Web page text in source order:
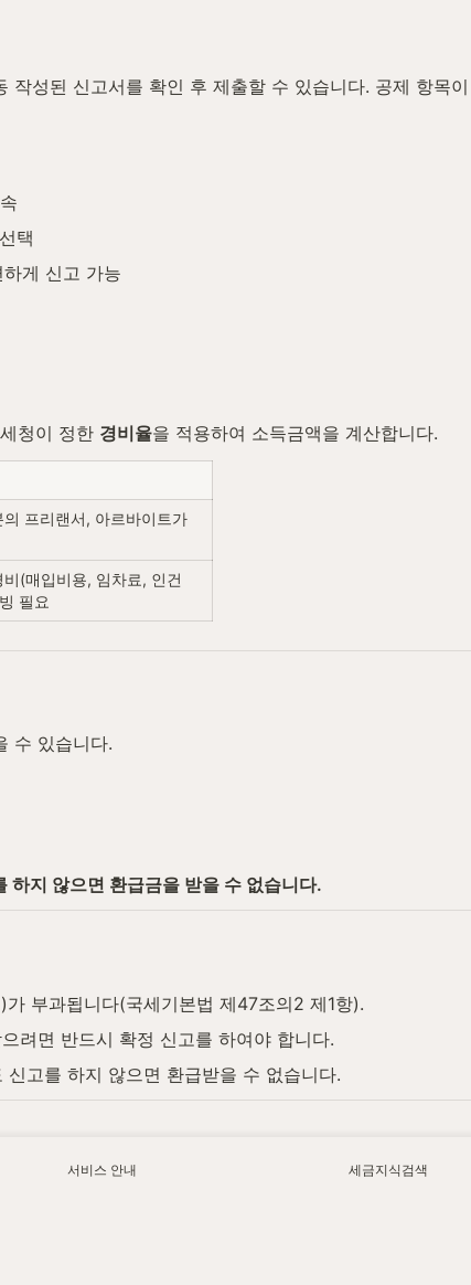
성된 신고서를 확인 후 제출할 수 있습니다. 공제 항목
택
게 신고 가능
청이 정한 경비율을 적용하여 소득금액을 계산합니다.
의 프리랜서, 아르바이트가
비(매입비용, 임차료, 인건
필요
수 있습니다.
하지 않으면 환급금을 받을 수 없습니다.
부과됩니다(국세기본법 제47조의2 제1항).
려면 반드시 확정 신고를 하여야 합니다.
고를 하지 않으면 환급받을 수 없습니다.
서비스 안내 세금지식검색